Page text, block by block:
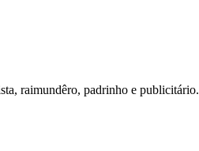
raimundêro, padrinho e publicitário.